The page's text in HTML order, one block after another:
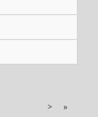
>
»